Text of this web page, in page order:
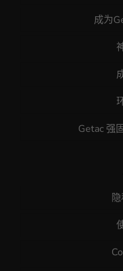
成为
Getac 强